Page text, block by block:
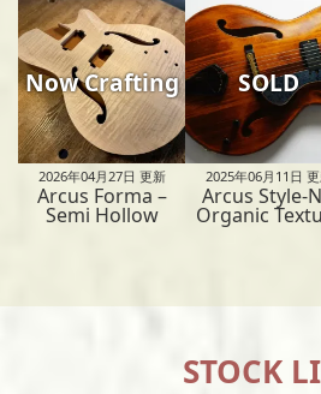
Now Crafting
2026年04月27日 更新
Arcus Forma –
Semi Hollow
SOLD
2025年06月11日
Arcus Style-
Organic
STOCK